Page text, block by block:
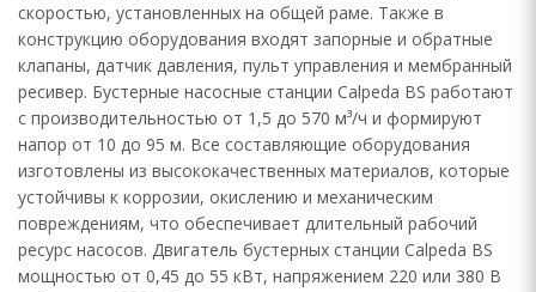
скоростью, установленных на общей раме. Также в
конструкцию оборудования входят запорные и обратные
клапаны, датчик давления, пульт управления и мембранный
ресивер. Бустерные насосные станции Calpeda BS работают
с производительностью от 1,5 до 570 м³/ч и формируют
напор от 10 до 95 м. Все составляющие оборудования
изготовлены из высококачественных материалов, которые
устойчивы к коррозии, окислению и механическим
повреждениям, что обеспечивает длительный рабочий
ресурс насосов. Двигатель бустерных станции Calpeda BS
мощностью от 0,45 до 55 кВт, напряжением 220 или 380 В